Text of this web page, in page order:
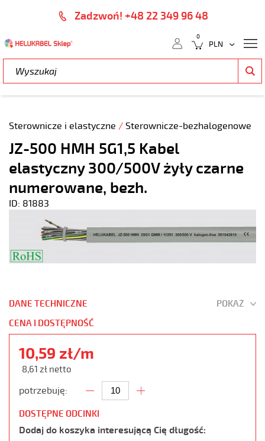
Zadzwoń! +48 22 349 96 48
0
Sterownicze i elastyczne / Sterownicze-bezhalogenowe
JZ-500 HMH 5G1,5 Kabel
elastyczny 300/500V żyły czarne
numerowane, bezh.
ID: 81883
DANE TECHNICZNE
POKAŻ
CENA I DOSTĘPNOŚĆ
10,59 zł/m
8,61 zł netto
potrzebuję:
DOSTĘPNE ODCINKI
Dodaj do koszyka interesującą Cię długość: